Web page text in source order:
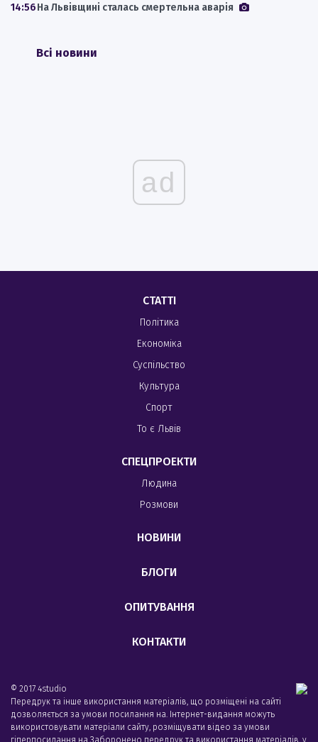
14:56На Львівщині сталась смертельна аварія
Всі новини
ad
СТАТТІ
Політика
Економіка
Суспільство
Культура
Спорт
То є Львів
СПЕЦПРОЕКТИ
Людина
Розмови
НОВИНИ
БЛОГИ
ОПИТУВАННЯ
КОНТАКТИ
© 2017 4studio
Передрук та інше використання матеріалів, що розміщені на сайті
дозволяється за умови посилання на. Інтернет-видання можуть
використовувати матеріали сайту, розміщувати відео за умови
гіперпосилання на Заборонено передрук та використання матеріалів, у